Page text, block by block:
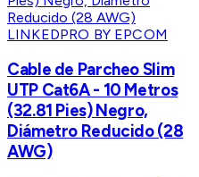
LINKEDPRO BY EPCOM
Cable de Parcheo Slim
UTP Cat6A - 10 Metros
(32.81 Pies) Negro,
Diámetro Reducido (28
AWG)